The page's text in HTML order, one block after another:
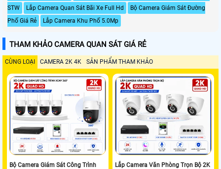
STW
Lắp Camera Quan Sát Bãi Xe Full Hd
Bộ Camera Giám Sát Đường
Phố Giá Rẻ
Lắp Camera Khu Phố 5.0Mp
THAM KHẢO CAMERA QUAN SÁT GIÁ RẺ
CÙNG LOẠI CAMERA 2K 4K SẢN PHẨM THAM KHẢO
Bộ Camera Giám Sát Công Trình
Lắp Camera Văn Phòng Trọn Bộ 2K